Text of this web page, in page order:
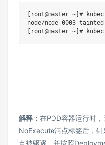
[root@master ~]#
node/node-0003 tainted
[root@master ~]#
解释： 在POD容器运行时
NoExecute污点标签后，
点被驱逐，并按照